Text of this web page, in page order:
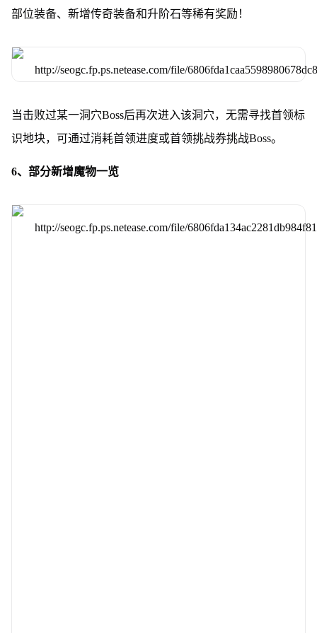
部位装备、新增传奇装备和升阶石等稀有奖励！
当击败过某一洞穴Boss后再次进入该洞穴，无需寻找首领标
识地块，可通过消耗首领进度或首领挑战券挑战Boss。
6、部分新增魔物一览